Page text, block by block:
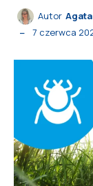
Autor
7 czerwca